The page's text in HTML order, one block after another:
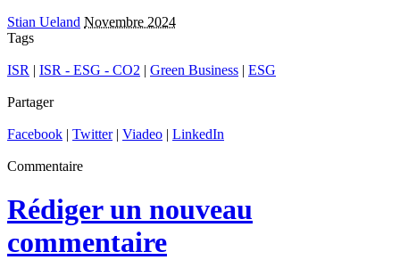
Stian Ueland Novembre 2024
Tags
ISR | ISR - ESG - CO2 | Green Business | ESG
Partager
Facebook | Twitter| Viadeo | LinkedIn
Commentaire
Rédiger un nouveau
commentaire